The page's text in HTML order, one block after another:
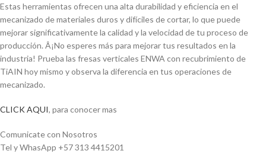
Estas herramientas ofrecen una alta durabilidad y eficiencia en el
mecanizado de materiales duros y difí­ciles de cortar, lo que puede
mejorar significativamente la calidad y la velocidad de tu proceso de
producción. Â¡No esperes más para mejorar tus resultados en la
industria! Prueba las fresas verticales ENWA con recubrimiento de
TiAIN hoy mismo y observa la diferencia en tus operaciones de
mecanizado.
CLICK AQUI, para conocer mas
Comunicate con Nosotros
Tel y WhasApp +57 313 4415201